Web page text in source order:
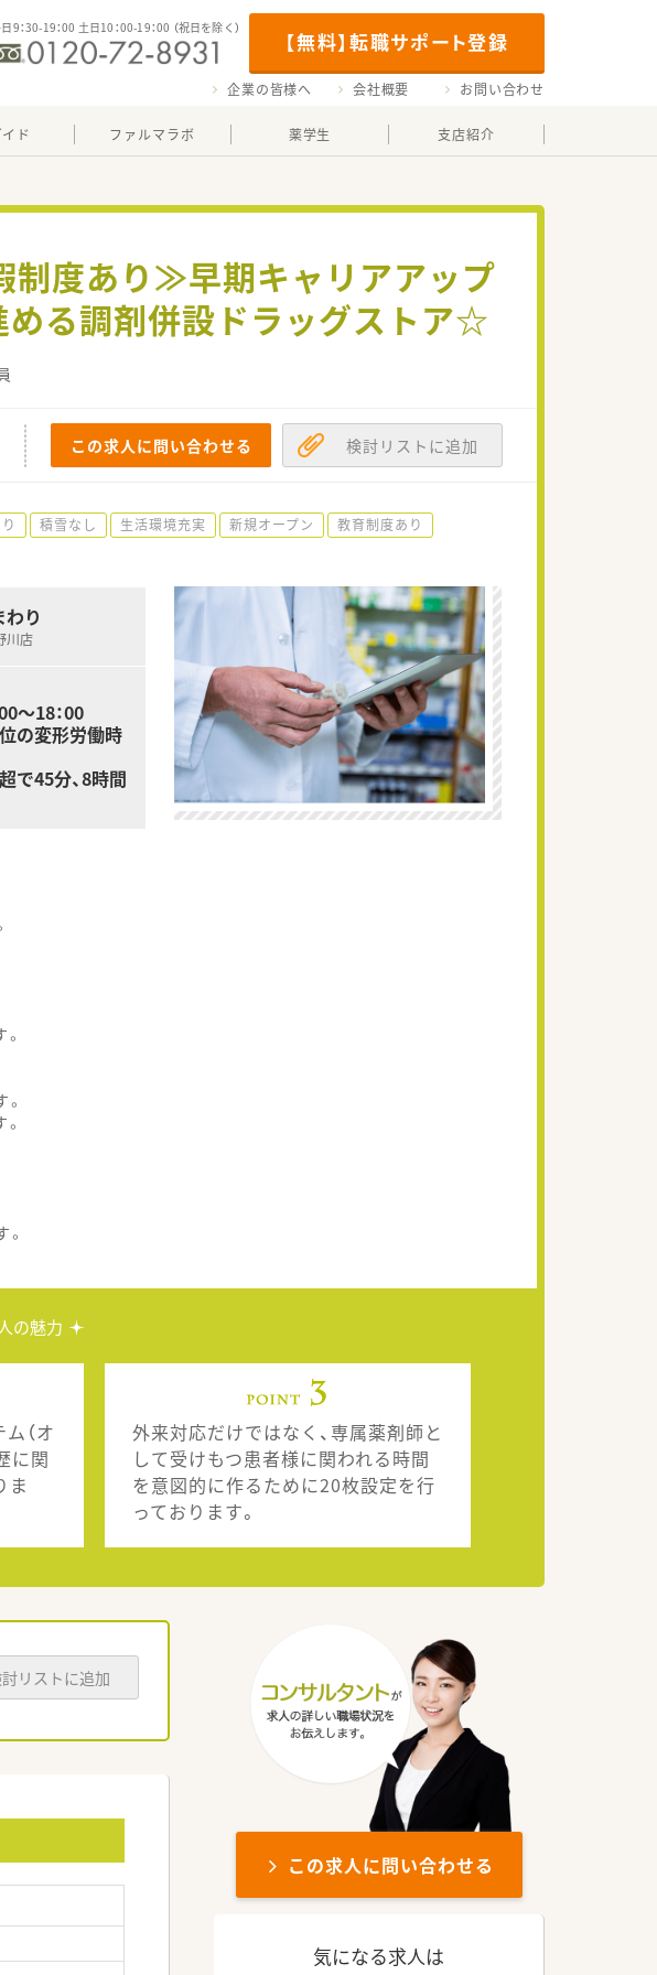
【無料】転職サポート登録
9：30-19：00 土日10：00-19：00 （祝日を除く）
企業の皆様へ 会社概要 お問い合わせ
ド ファルマラボ 薬学生 支店紹介
制度あり≫早期キャリアアップ
める調剤併設ドラッグストア☆
この求人に問い合わせる 検討リストに追加
積雪なし 生活環境充実 新規オープン
教育制度あり
り
川店
～18：00
の変形労働時
で45分、8時間
の魅力
（オ
に関
ま
外来対応だけではなく、専属薬剤師と
して受けもつ患者様に関われる時間
を意図的に作るために20枚設定を行
っております。
リストに追加
この求人に問い合わせる
気になる求人は